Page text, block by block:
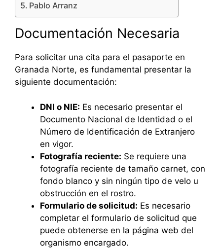
Pablo Arranz
Documentación Necesaria
Para solicitar una cita para el pasaporte en
Granada Norte, es fundamental presentar la
siguiente documentación:
DNI o NIE: Es necesario presentar el
Documento Nacional de Identidad o el
Número de Identificación de Extranjero
en vigor.
Fotografía reciente: Se requiere una
fotografía reciente de tamaño carnet, con
fondo blanco y sin ningún tipo de velo u
obstrucción en el rostro.
Formulario de solicitud: Es necesario
completar el formulario de solicitud que
puede obtenerse en la página web del
organismo encargado.